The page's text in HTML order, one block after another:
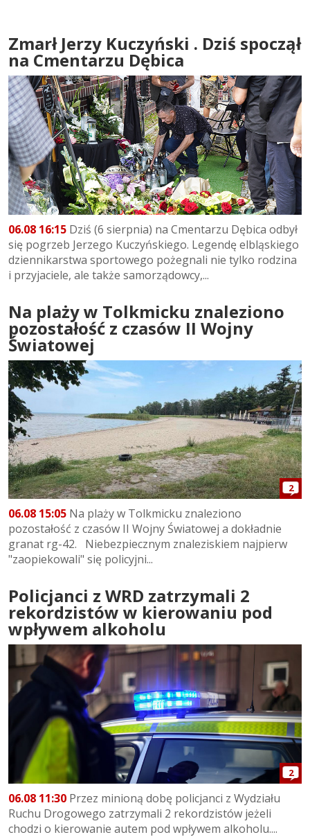
Zmarł Jerzy Kuczyński . Dziś spoczął
na Cmentarzu Dębica
06.08 16:15 Dziś (6 sierpnia) na Cmentarzu Dębica odbył
się pogrzeb Jerzego Kuczyńskiego. Legendę elbląskiego
dziennikarstwa sportowego pożegnali nie tylko rodzina
i przyjaciele, ale także samorządowcy,...
Na plaży w Tolkmicku znaleziono
pozostałość z czasów II Wojny
Światowej
2
06.08 15:05 Na plaży w Tolkmicku znaleziono
pozostałość z czasów II Wojny Światowej a dokładnie
granat rg-42. Niebezpiecznym znaleziskiem najpierw
"zaopiekowali" się policyjni...
Policjanci z WRD zatrzymali 2
rekordzistów w kierowaniu pod
wpływem alkoholu
2
06.08 11:30 Przez minioną dobę policjanci z Wydziału
Ruchu Drogowego zatrzymali 2 rekordzistów jeżeli
chodzi o kierowanie autem pod wpływem alkoholu....